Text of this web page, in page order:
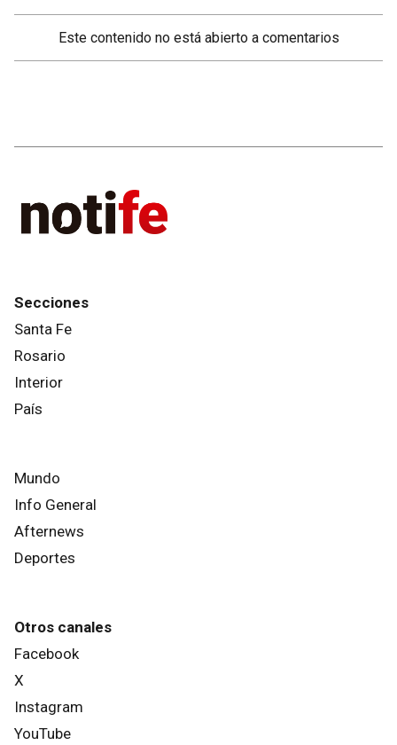
Este contenido no está abierto a comentarios
Secciones
Santa Fe
Rosario
Interior
País
Mundo
Info General
Afternews
Deportes
Otros canales
Facebook
X
Instagram
YouTube